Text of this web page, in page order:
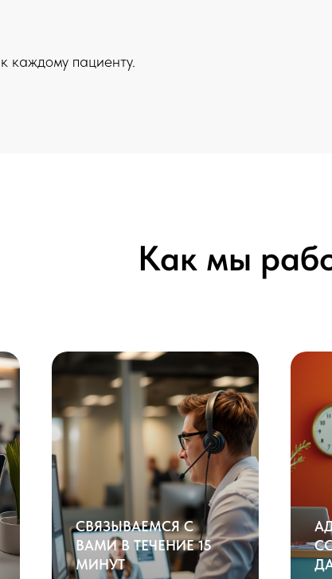
каждому пациенту.
Как мы
СВЯЗЫВАЕМСЯ С
ВАМИ В ТЕЧЕНИЕ 15
МИНУТ